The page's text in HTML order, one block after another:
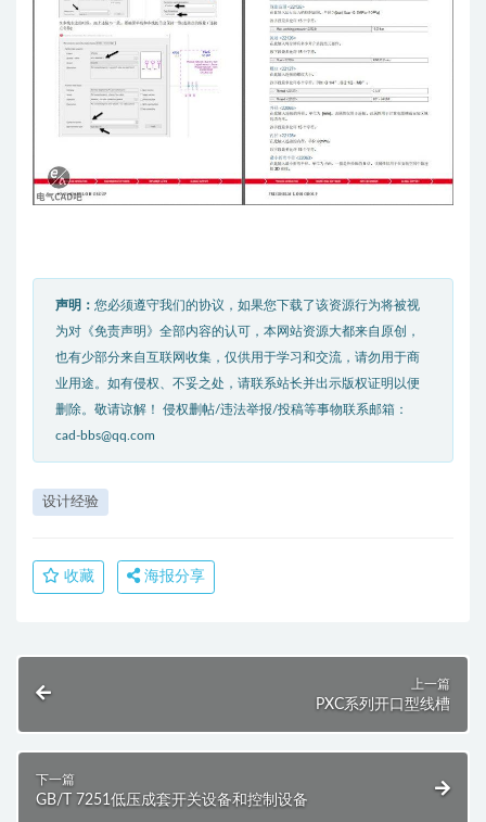
声明： 您必须遵守我们的协议，如果您下载了该资源行为将被视
为对《免责声明》全部内容的认可，本网站资源大都来自原创，
也有少部分来自互联网收集，仅供用于学习和交流，请勿用于商
业用途。如有侵权、不妥之处，请联系站长并出示版权证明以便
删除。敬请谅解！ 侵权删帖/违法举报/投稿等事物联系邮箱：
cad-bbs@qq.com
设计经验
收藏 海报分享
上一篇
PXC系列开口型线槽
下一篇
GB/T 7251低压成套开关设备和控制设备